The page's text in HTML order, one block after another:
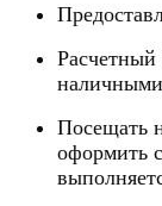
Расчетный
Посещать
оформить